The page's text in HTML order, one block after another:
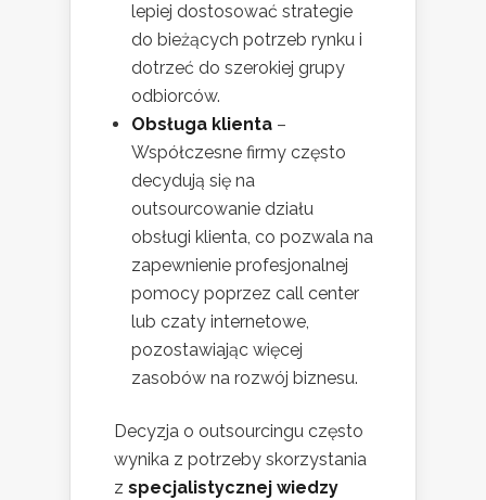
lepiej dostosować strategie
do bieżących potrzeb rynku i
dotrzeć do szerokiej grupy
odbiorców.
Obsługa klienta –
Współczesne firmy często
decydują się na
outsourcowanie działu
obsługi klienta, co pozwala na
zapewnienie profesjonalnej
pomocy poprzez call center
lub czaty internetowe,
pozostawiając więcej
zasobów na rozwój biznesu.
Decyzja o outsourcingu często
wynika z potrzeby skorzystania
z specjalistycznej wiedzy